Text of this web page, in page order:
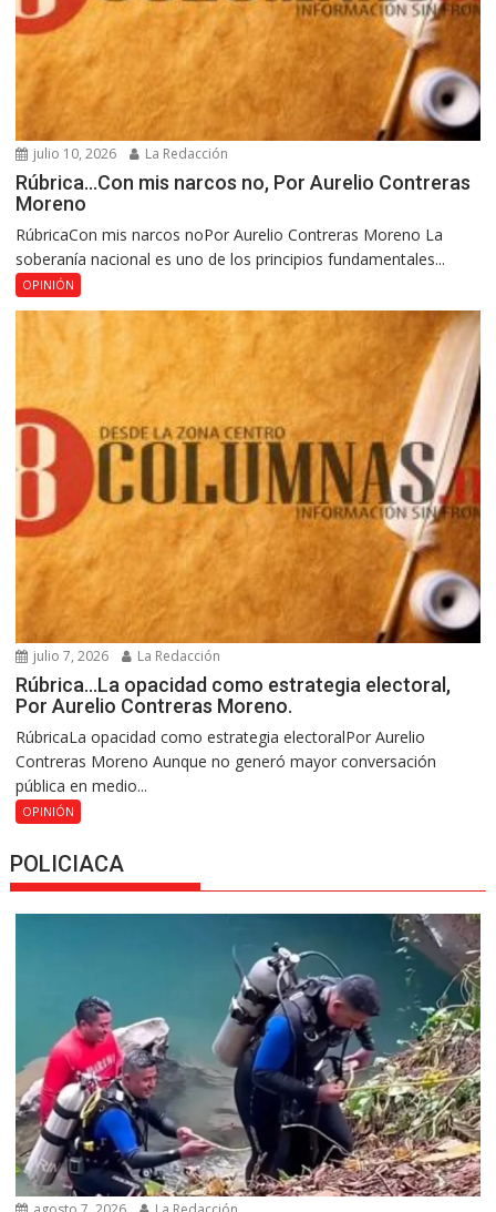
julio 10, 2026 La Redacción
Rúbrica…Con mis narcos no, Por Aurelio Contreras
Moreno
RúbricaCon mis narcos noPor Aurelio Contreras Moreno La
soberanía nacional es uno de los principios fundamentales...
OPINIÓN
julio 7, 2026 La Redacción
Rúbrica…La opacidad como estrategia electoral,
Por Aurelio Contreras Moreno.
RúbricaLa opacidad como estrategia electoralPor Aurelio
Contreras Moreno Aunque no generó mayor conversación
pública en medio...
OPINIÓN
POLICIACA